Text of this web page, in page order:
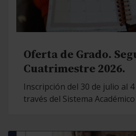
Oferta de Grado.
Cuatrimestre 2026.
Inscripción del 30 de julio al
través del Sistema Académico